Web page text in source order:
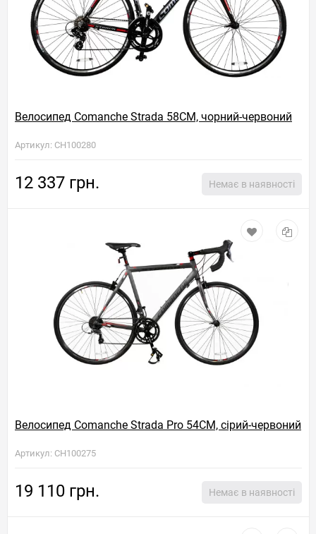
Велосипед Comanche Strada 58CM, чорний-червоний
Артикул: CH100280
12 337 грн. Немає в наявності
Велосипед Comanche Strada Pro 54CM, сірий-червоний
Артикул: CH100275
19 110 грн. Немає в наявності